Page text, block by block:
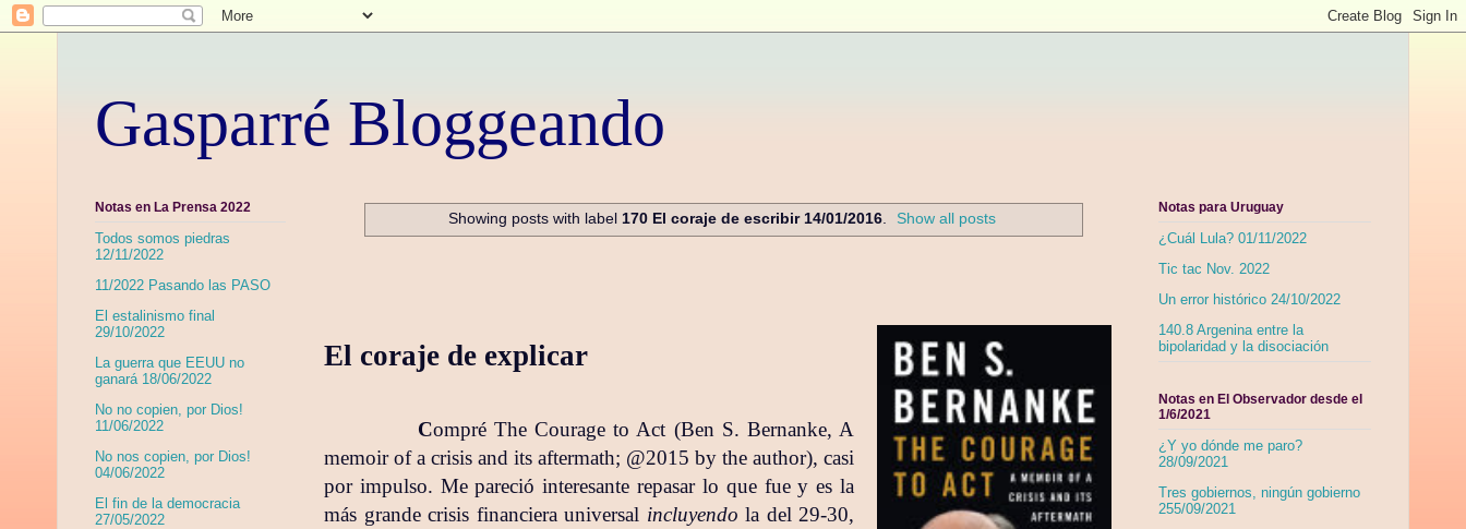
Gasparré Bloggeando
Showing posts with label 170 El coraje de escribir 14/01/2016. Show all posts
El coraje de explicar
Compré The Courage to Act (Ben S. Bernanke, A
memoir of a crisis and its aftermath; @2015 by the author), casi
por impulso. Me pareció interesante repasar lo que fue y es la
más grande crisis financiera universal incluyendo la del 29-30,
Notas en La Prensa 2022
Todos somos piedras
12/11/2022
11/2022 Pasando las PASO
El estalinismo final
29/10/2022
La guerra que EEUU no
ganará 18/06/2022
No no copien, por Dios!
11/06/2022
No nos copien, por Dios!
04/06/2022
El fin de la democracia
27/05/2022
Notas para Uruguay
¿Cuál Lula? 01/11/2022
Tic tac Nov. 2022
Un error histórico 24/10/2022
140.8 Argenina entre la
bipolaridad y la disociación
Notas en El Observador desde el
1/6/2021
¿Y yo dónde me paro?
28/09/2021
Tres gobiernos, ningún gobierno
255/09/2021